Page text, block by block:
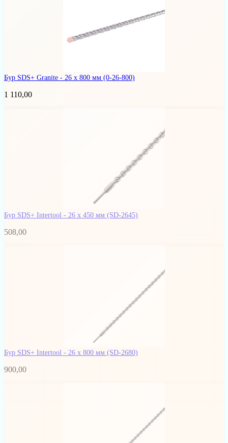
Бур SDS+ Granite - 26 x 800 мм (0-26-800)
1 110,00
Бур SDS+ Intertool - 26 х 450 мм (SD-2645)
508,00
Бур SDS+ Intertool - 26 х 800 мм (SD-2680)
900,00